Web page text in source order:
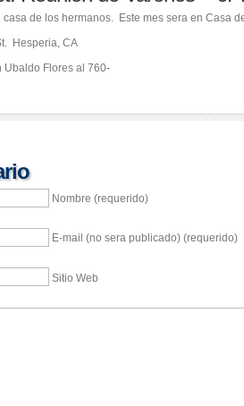
de los hermanos. Este mes sera en Casa
Hesperia, CA
Ubaldo Flores al 760-
Nombre (requerido)
E-mail (no sera publicado) (requerido)
Sitio Web